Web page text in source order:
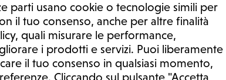
parti usano cookie o tecnologie simili per
il tuo consenso, anche per altre finalità
quali misurare le performance,
i prodotti e servizi. Puoi liberamente
il tuo consenso in qualsiasi momento,
Cliccando sul pulsante "Accetta
in questo sito non sono un consulto medico. In nessun caso,
una visita o una diagnosi formulata dal medico. Non si